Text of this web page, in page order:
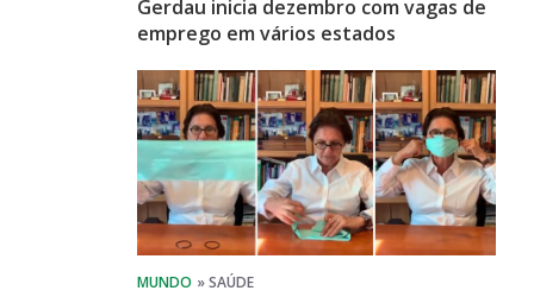
Gerdau inicia dezembro com vagas de
emprego em vários estados